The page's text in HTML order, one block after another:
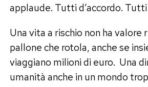
applaude. Tutti d’accordo. Tutti
Una vita a rischio non ha valore
pallone che rotola, anche se
viaggiano milioni di euro. Una
umanità anche in un mondo